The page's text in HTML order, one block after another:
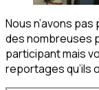
Nous n’avons pas
des nombreuses
participant mais
reportages qu’ils